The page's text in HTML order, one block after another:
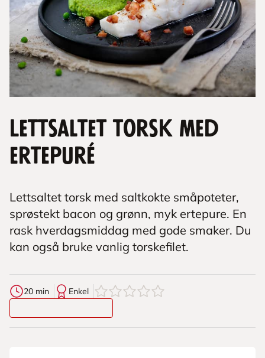
Lettsaltet torsk med
ertepuré
Lettsaltet torsk med saltkokte småpoteter,
sprøstekt bacon og grønn, myk ertepure. En
rask hverdagsmiddag med gode smaker. Du
kan også bruke vanlig torskefilet.
20 min Enkel 0av5stjerner